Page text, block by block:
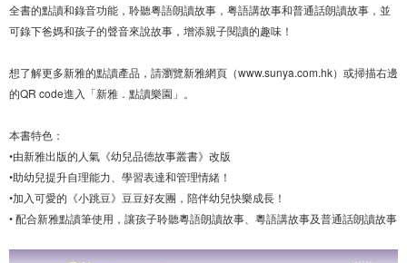
全書的點讀和錄音功能，聆聽粤語朗讀故事，粤語講故事和普通話朗讀故事，並
可錄下爸媽和孩子的聲音來說故事，增添親子閱讀的趣味！
想了解更多新雅的點讀產品，請瀏覽新雅網頁（www.sunya.com.hk）或掃描右邊
的QR code進入「新雅．點讀樂園」。
本書特色：
•由新雅出版的人氣《幼兒品德故事叢書》改版
•助幼兒提升自理能力、學習表達和管理情緒！
•加入可愛的《小跳豆》豆豆好友團，陪伴幼兒快樂成長！
• 配合新雅點讀筆使用，讓孩子聆聽粵語朗讀故事、粵語講故事及普通話朗讀故事